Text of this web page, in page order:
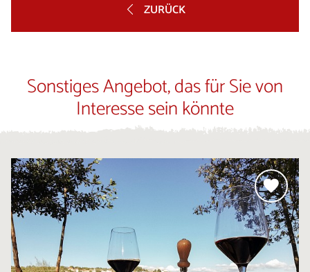
ZURÜCK
Sonstiges Angebot, das für Sie von
Interesse sein könnte